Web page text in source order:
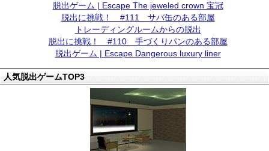
脱出ゲーム | Escape The jeweled crown 宝冠
脱出に挑戦！ #111 サバ缶のある部屋
トレーディングルームからの脱出
脱出に挑戦！ #110 手づくりパンのある部屋
脱出ゲーム | Escape Dangerous luxury liner
人気脱出ゲームTOP3